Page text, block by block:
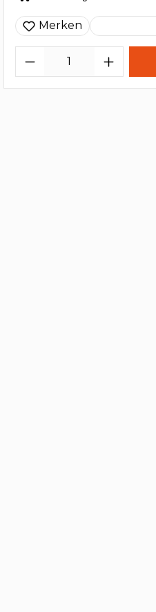
Merken